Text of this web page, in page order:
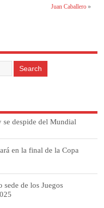
Juan Caballero»
se despide del Mundial
en la final de la Copa
sede de los Juegos